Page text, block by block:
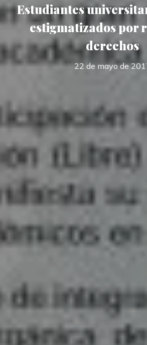
Estudiantes
estigmatizados por
derechos
22 de mayo de